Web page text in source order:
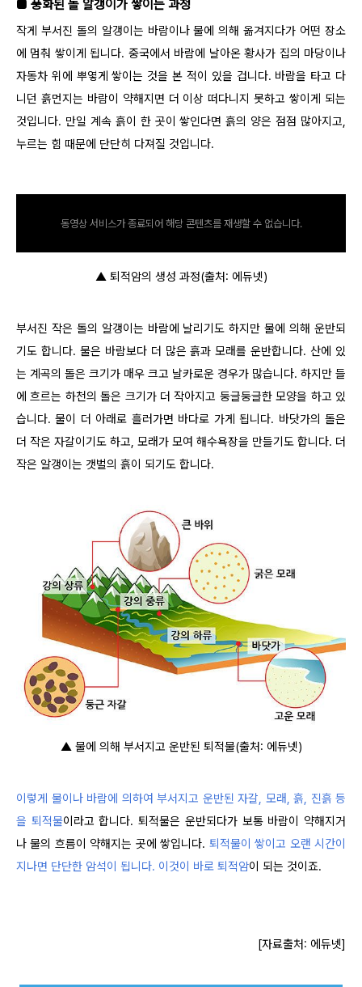
■ 풍화된 돌 알갱이가 쌓이는 과정
작게 부서진 돌의 알갱이는 바람이나 물에 의해 옮겨지다가 어떤 장소
에 멈춰 쌓이게 됩니다. 중국에서 바람에 날아온 황사가 집의 마당이나
자동차 위에 뿌옇게 쌓이는 것을 본 적이 있을 겁니다. 바람을 타고 다
니던 흙먼지는 바람이 약해지면 더 이상 떠다니지 못하고 쌓이게 되는
것입니다. 만일 계속 흙이 한 곳이 쌓인다면 흙의 양은 점점 많아지고,
누르는 힘 때문에 단단히 다져질 것입니다.
동영상 서비스가 종료되어 해당 콘텐츠를 재생할 수 없습니다.
▲ 퇴적암의 생성 과정(출처: 에듀넷)
부서진 작은 돌의 알갱이는 바람에 날리기도 하지만 물에 의해 운반되
기도 합니다. 물은 바람보다 더 많은 흙과 모래를 운반합니다. 산에 있
는 계곡의 돌은 크기가 매우 크고 날카로운 경우가 많습니다. 하지만 들
에 흐르는 하천의 돌은 크기가 더 작아지고 둥글둥글한 모양을 하고 있
습니다. 물이 더 아래로 흘러가면 바다로 가게 됩니다. 바닷가의 돌은
더 작은 자갈이기도 하고, 모래가 모여 해수욕장을 만들기도 합니다. 더
작은 알갱이는 갯벌의 흙이 되기도 합니다.
▲ 물에 의해 부서지고 운반된 퇴적물(출처: 에듀넷)
이렇게 물이나 바람에 의하여 부서지고 운반된 자갈, 모래, 흙, 진흙 등
을 퇴적물이라고 합니다. 퇴적물은 운반되다가 보통 바람이 약해지거
나 물의 흐름이 약해지는 곳에 쌓입니다. 퇴적물이 쌓이고 오랜 시간이
지나면 단단한 암석이 됩니다. 이것이 바로 퇴적암이 되는 것이죠.
[자료출처: 에듀넷]